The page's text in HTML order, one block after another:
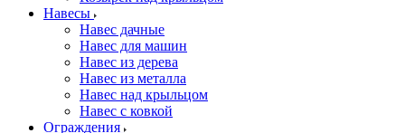
Навесы
Навес дачные
Навес для машин
Навес из дерева
Навес из металла
Навес над крыльцом
Навес с ковкой
Ограждения